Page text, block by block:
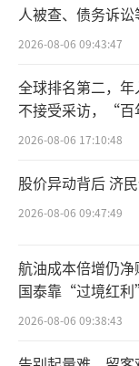
华润饮料在
8月16日
局发布的一份
亿元，建设
拟设饮用水生
1条，共计4条
随着项目
浙江的产业布
已在江苏宜兴
人被查、债务诉
所曾出具“保留意
2026-08-06 09:43:47
全球排名第二，年
不接受采访，“
出水面？
2026-08-06 17:10:48
股价异动背后 济
2026-08-06 09:47:49
航油成本倍增仍
国泰靠“过境红
2026-08-06 09:38:43